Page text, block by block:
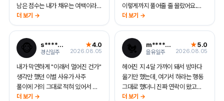
남은 점수는 내가 채우는 여백이라는
말에 멈칫했고요. 언제 연락하라는
시기랑 첫 문장 예시 그대로
ㅠㅠ "잘 지내" 같은 거 말고 진짜
자연스러운 한 줄이라 부담 없었나
봐요. 답 톤이 예전이랑 달라서 더
떨렸어요
더 보기 →
이렇게까지 풀어줄 줄 몰랐어요.
답이 느린 게 식어서가 아니라 원래
그런 성향이라는 부분에서 진짜 소름
허무할 정도로. 막연하게 기다리라는
게 아니라 어느 달에 연락하면
되는지까지 짚어줘서 그때까진 안
보채기로 했어요
더 보기 →
🐵 s****@naver.com
경신일주
★4.0
2026.08.05
내가 막연하게 "이래서 멀어진 건가"
생각만 했던 이별 사유가 사주
풀이에 거의 그대로 적혀 있어서 좀
소름이었어요. 그냥 위로해주는 글이
더 보기 →
🐔 m****@gmail.com
을유일주
★5.0
2026.08.05
헤어진 지 4달 가까이 돼서 밤마다
울기만 했는데, 여기서 하라는 행동
그대로 했더니 진짜 연락이 왔고
오늘부터 다시 만나기로 했어요.
더 보기 →